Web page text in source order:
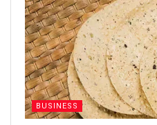
BUSINESS